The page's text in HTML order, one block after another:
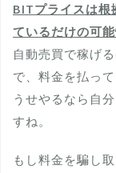
BITプライスは根
ているだけの可
自動売買で稼げ
で、料金を払っ
うせやるなら自
すね。
もし料金を騙し